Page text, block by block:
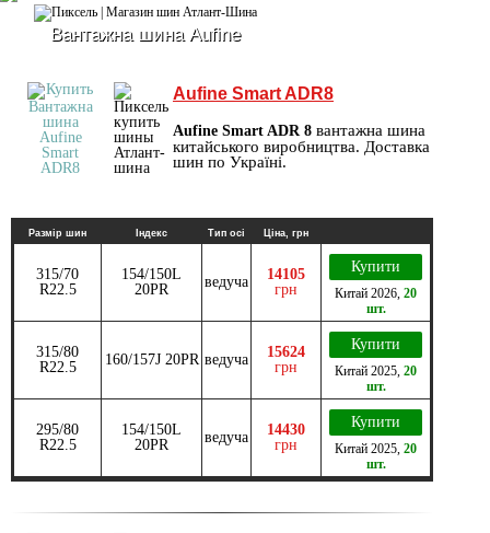
Вантажна шина Aufine
Aufine Smart ADR8
Aufine Smart ADR 8 вантажна шина
китайського виробництва. Доставка
шин по Україні.
Размір шин Індекс Тип осі Ціна, грн
315/70
R22.5
154/150L
20PR
ведуча
14105
грн
Купити
Китай 2026 20
шт.
315/80
R22.5
160/157J 20PR ведуча
15624
грн
Купити
Китай 2025 20
шт.
295/80
R22.5
154/150L
20PR
ведуча
14430
грн
Купити
Китай 2025 20
шт.